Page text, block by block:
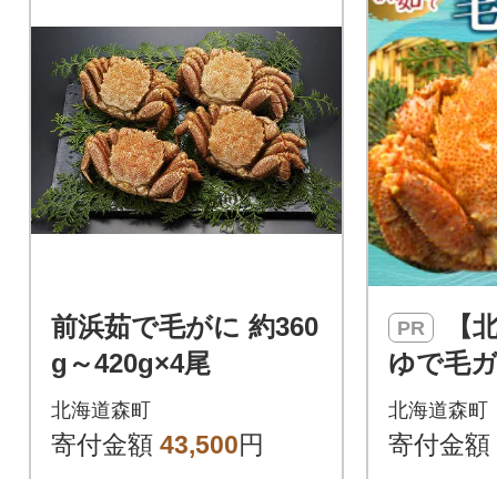
前浜茹で毛がに 約360
g～420g×4尾
北海道森町
寄付金額 43,500円
PR
ゆで毛
北海道森町
寄付金額